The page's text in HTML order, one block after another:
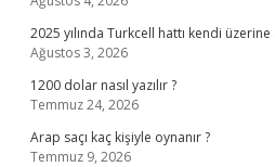
2025 yılında Turkcell hattı kendi
Ağustos 3, 2026
1200 dolar nasıl yazılır ?
Temmuz 24, 2026
Arap saçı kaç kişiyle oynanır ?
Temmuz 9, 2026